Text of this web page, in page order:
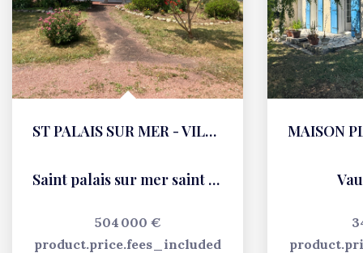
ST PALAIS SUR MER - VILLA
Saint palais sur mer saint palais sur mer
504 000 €
product.price.fees_included